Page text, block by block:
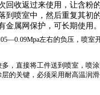
收返过来使用，让含
喷室中，然后重复其
属网保护，可长期使用。
左右的负压，喷室
，直接将工件送到喷室，
的关键，必须采用耐高温